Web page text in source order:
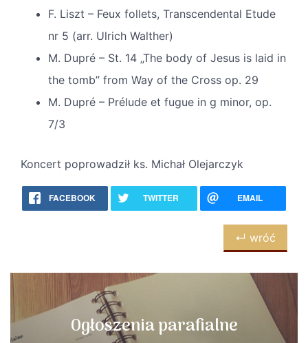
F. Liszt – Feux follets, Transcendental Etude
nr 5 (arr. Ulrich Walther)
M. Dupré – St. 14 „The body of Jesus is laid in
the tomb” from Way of the Cross op. 29
M. Dupré – Prélude et fugue in g minor, op.
7/3
Koncert poprowadził ks. Michał Olejarczyk
FACEBOOK TWITTER EMAIL
↵ wróć
Ogłoszenia parafialne